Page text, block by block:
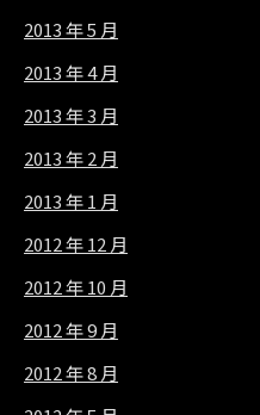
2013 年 5 月
2013 年 4 月
2013 年 3 月
2013 年 2 月
2013 年 1 月
2012 年 12 月
2012 年 10 月
2012 年 9 月
2012 年 8 月